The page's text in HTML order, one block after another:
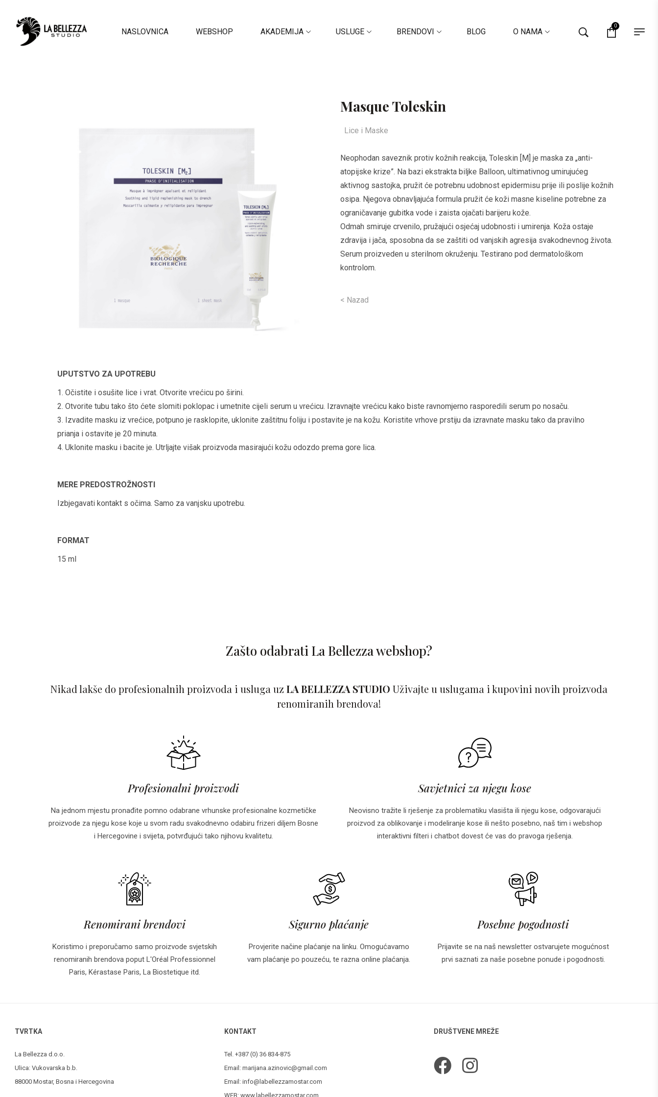
NASLOVNICA WEBSHOP AKADEMIJA USLUGE BRENDOVI BLOG O NAMA
0
Masque Toleskin
Lice i Maske
Neophodan saveznik protiv kožnih reakcija, Toleskin [M] je maska za „anti-
atopijske krize”. Na bazi ekstrakta biljke Balloon, ultimativnog umirujućeg
aktivnog sastojka, pružit će potrebnu udobnost epidermisu prije ili poslije kožnih
osipa. Njegova obnavljajuća formula pružit će koži masne kiseline potrebne za
ograničavanje gubitka vode i zaista ojačati barijeru kože.
Odmah smiruje crvenilo, pružajući osjećaj udobnosti i umirenja. Koža ostaje
zdravija i jača, sposobna da se zaštiti od vanjskih agresija svakodnevnog života.
Serum proizveden u sterilnom okruženju. Testirano pod dermatološkom
kontrolom.
< Nazad
UPUTSTVO ZA UPOTREBU
1. Očistite i osušite lice i vrat. Otvorite vrećicu po širini.
2. Otvorite tubu tako što ćete slomiti poklopac i umetnite cijeli serum u vrećicu. Izravnajte vrećicu kako biste ravnomjerno rasporedili serum po nosaču.
3. Izvadite masku iz vrećice, potpuno je rasklopite, uklonite zaštitnu foliju i postavite je na kožu. Koristite vrhove prstiju da izravnate masku tako da pravilno
prianja i ostavite je 20 minuta.
4. Uklonite masku i bacite je. Utrljajte višak proizvoda masirajući kožu odozdo prema gore lica.
MERE PREDOSTROŽNOSTI
Izbjegavati kontakt s očima. Samo za vanjsku upotrebu.
FORMAT
15 ml
Zašto odabrati La Bellezza webshop?
Nikad lakše do profesionalnih proizvoda i usluga uz LA BELLEZZA STUDIO Uživajte u uslugama i kupovini novih proizvoda
renomiranih brendova!
Profesionalni proizvodi
Na jednom mjestu pronađite pomno odabrane vrhunske profesionalne kozmetičke
proizvode za njegu kose koje u svom radu svakodnevno odabiru frizeri diljem Bosne
i Hercegovine i svijeta, potvrđujući tako njihovu kvalitetu.
Savjetnici za njegu kose
Neovisno tražite li rješenje za problematiku vlasišta ili njegu kose, odgovarajući
proizvod za oblikovanje i modeliranje kose ili nešto posebno, naš tim i webshop
interaktivni filteri i chatbot dovest će vas do pravoga rješenja.
Renomirani brendovi
Koristimo i preporučamo samo proizvode svjetskih
renomiranih brendova poput L'Oréal Professionnel
Paris, Kérastase Paris, La Biostetique itd.
Sigurno plaćanje
Provjerite načine plaćanje na linku. Omogućavamo
vam plaćanje po pouzeću, te razna online plaćanja.
Posebne pogodnosti
Prijavite se na naš newsletter ostvarujete mogućnost
prvi saznati za naše posebne ponude i pogodnosti.
TVRTKA
La Bellezza d.o.o.
Ulica: Vukovarska b.b.
88000 Mostar, Bosna i Hercegovina
KONTAKT
Tel. +387 (0) 36 834-875
Email: marijana.azinovic@gmail.com
Email: info@labellezzamostar.com
WEB: www.labellezzamostar.com
DRUŠTVENE MREŽE